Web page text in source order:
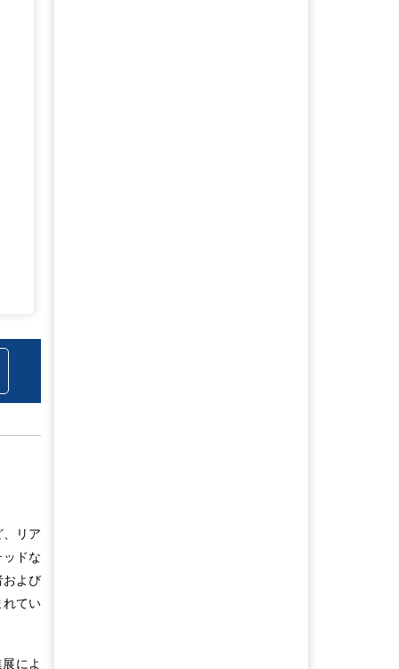
リア
ドな
よび
てい
によ